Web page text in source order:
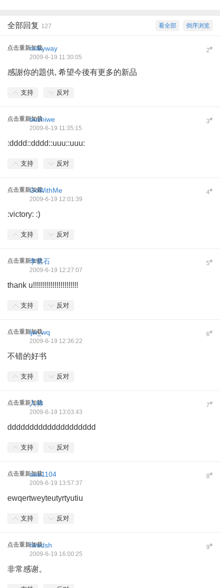
倒序浏览
看全部
全部回复 127
点击重新加载 2#
milkyway
2009-6-19 11:30:05
感謝你的題供, 希望今後有更多的新品
支持 反对
点击重新加载 3#
buzhiwe
2009-6-19 11:35:15
:dddd::dddd::uuu::uuu:
支持 反对
点击重新加载 4#
GoWithMe
2009-6-19 12:01:39
:victory: :)
支持 反对
点击重新加载 5#
李世石
2009-6-19 12:27:07
thank u!!!!!!!!!!!!!!!!!!!!!!!
支持 反对
点击重新加载 6#
ljw_wq
2009-6-19 12:36:22
不错的好书
支持 反对
点击重新加载 7#
入神
2009-6-19 13:03:43
dddddddddddddddddddd
支持 反对
点击重新加载 8#
aaa1104
2009-6-19 13:57:37
ewqertweyteutyrtyutiu
支持 反对
点击重新加载 9#
hlmdsh
2009-6-19 16:00:25
非常感谢。